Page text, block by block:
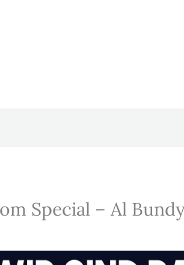
Special – Al